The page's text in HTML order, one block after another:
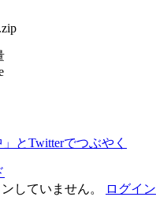
」とTwitterでつぶやく
していません。
ログイン